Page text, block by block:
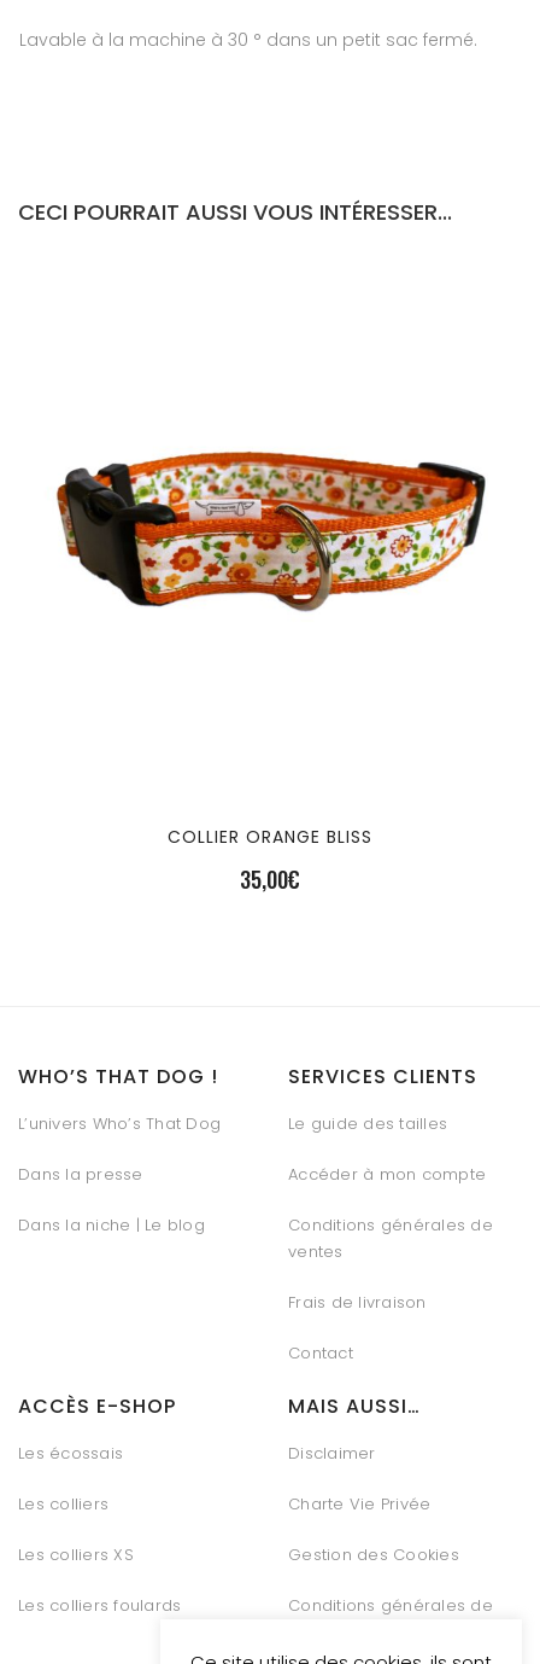
Lavable à la machine à 30 ° dans un petit sac fermé.
CECI POURRAIT AUSSI VOUS INTÉRESSER...
COLLIER ORANGE BLISS
35,00€
WHO’S THAT DOG !
L’univers Who’s That Dog
Dans la presse
Dans la niche | Le blog
SERVICES CLIENTS
Le guide des tailles
Accéder à mon compte
Conditions générales de
ventes
Frais de livraison
Contact
ACCÈS E-SHOP
Les écossais
Les colliers
Les colliers XS
Les colliers foulards
MAIS AUSSI…
Disclaimer
Charte Vie Privée
Gestion des Cookies
Conditions générales de